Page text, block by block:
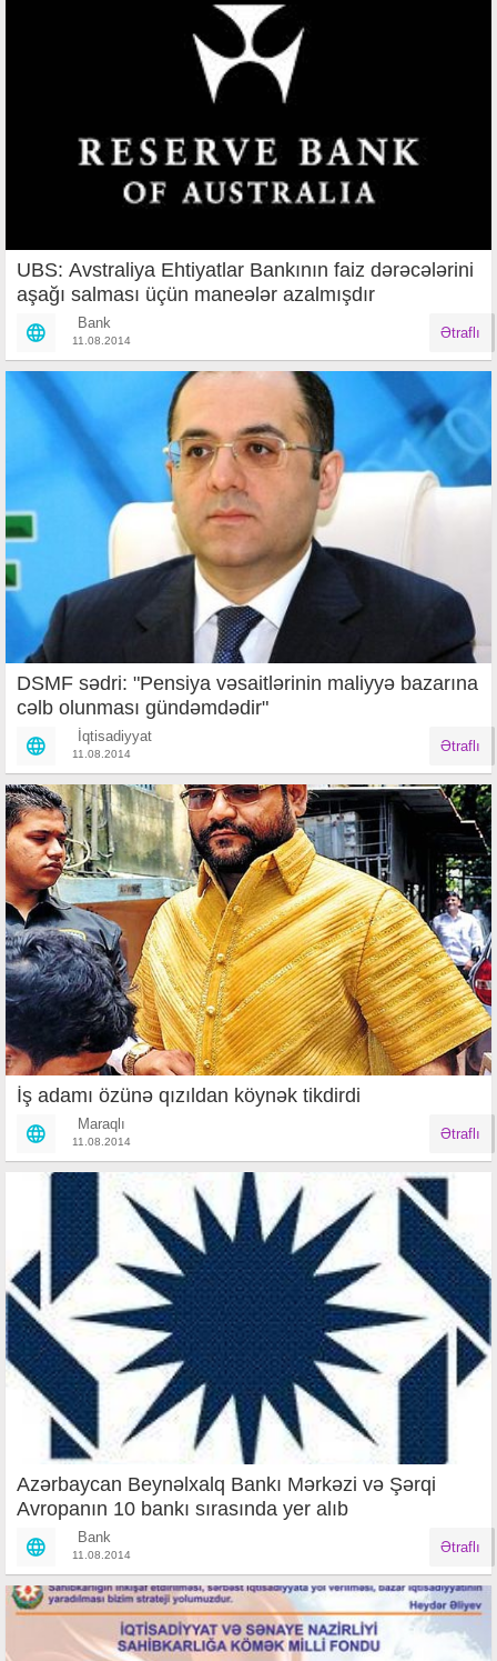
UBS: Avstraliya Ehtiyatlar Bankının faiz dərəcələrini
aşağı salması üçün maneələr azalmışdır
Bank
11.08.2014 Ətraflı
DSMF sədri: "Pensiya vəsaitlərinin maliyyə bazarına
cəlb olunması gündəmdədir"
İqtisadiyyat
11.08.2014 Ətraflı
İş adamı özünə qızıldan köynək tikdirdi
Maraqlı
11.08.2014 Ətraflı
Azərbaycan Beynəlxalq Bankı Mərkəzi və Şərqi
Avropanın 10 bankı sırasında yer alıb
Bank
11.08.2014 Ətraflı